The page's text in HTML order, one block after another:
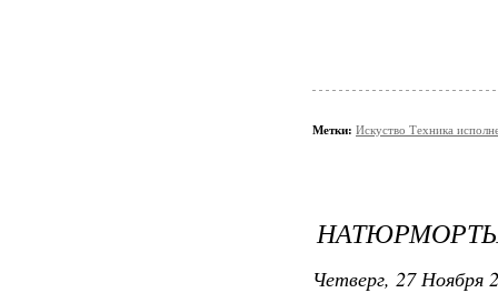
Метки: Искуство Техника
Четверг, 27 Ноября